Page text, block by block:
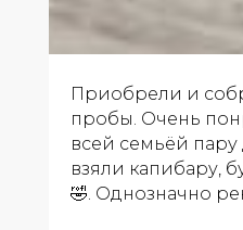
Приобрели и
пробы. Очень
всей семьёй
взяли капибару,
🤣. Однозначно